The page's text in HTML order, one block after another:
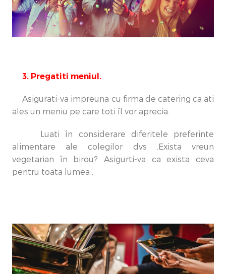
3. Pregatiti meniul.
Asigurati-va impreuna cu firma de catering ca ati
ales un meniu pe care toti îl vor aprecia.
Luati în considerare diferitele preferinte
alimentare ale colegilor dvs .Exista vreun
vegetarian în birou? Asigurti-va ca exista ceva
pentru toata lumea .